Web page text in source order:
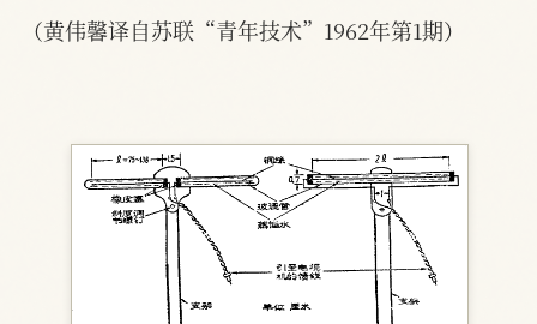
（黄伟馨译自苏联“青年技术”1962年第1期）